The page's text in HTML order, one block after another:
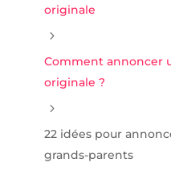
originale
5
Comment annoncer
originale ?
5
22 idées pour
grands-parents